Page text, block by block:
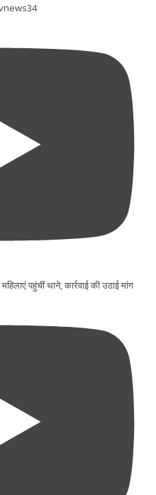
पहुंचीं थाने, कार्रवाई की उठाई मांग